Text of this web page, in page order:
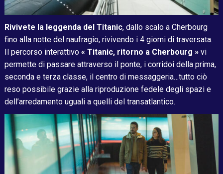
Rivivete la leggenda del Titanic, dallo scalo a Cherbourg
fino alla notte del naufragio, rivivendo i 4 giorni di traversata.
Il percorso interattivo « Titanic, ritorno a Cherbourg »vi
permette di passare attraverso il ponte, i corridoi della prima,
seconda e terza classe, il centro di messaggeria…tutto ciò
reso possibile grazie alla riproduzione fedele degli spazi e
dell’arredamento uguali a quelli del transatlantico.